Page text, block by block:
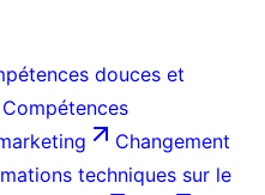
douces et
Compétences
Changement
techniques sur le